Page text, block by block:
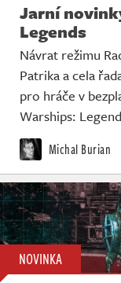
Jarní
Legends
Návrat režimu
Patrika a cela
pro hráče v
Warships:
Michal Burian
NOVINKA